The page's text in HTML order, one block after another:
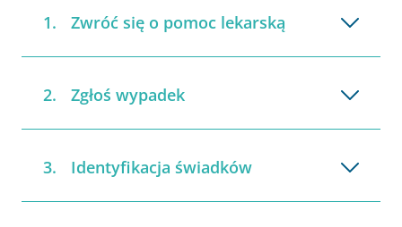
Zwróć się o pomoc lekarską
Zgłoś wypadek
Identyfikacja świadków